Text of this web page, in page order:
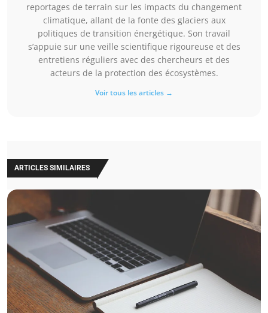
reportages de terrain sur les impacts du changement
climatique, allant de la fonte des glaciers aux
politiques de transition énergétique. Son travail
s’appuie sur une veille scientifique rigoureuse et des
entretiens réguliers avec des chercheurs et des
acteurs de la protection des écosystèmes.
Voir tous les articles →
ARTICLES SIMILAIRES